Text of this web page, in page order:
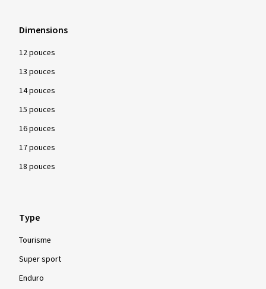
Dimensions
12 pouces
13 pouces
14 pouces
15 pouces
16 pouces
17 pouces
18 pouces
Type
Tourisme
Super sport
Enduro